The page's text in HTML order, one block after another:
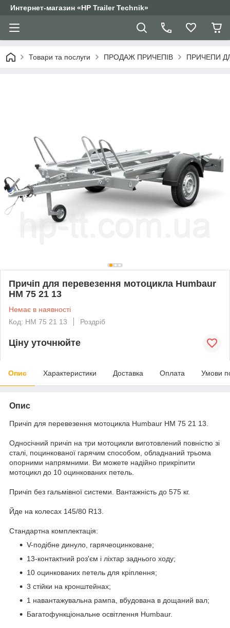
Интернет-магазин «HP Trailer Technik»
Товари та послуги ПРОДАЖ ПРИЧЕПІВ ПРИЧЕПИ
Причіп для перевезення мотоцикла Humbaur
HM 75 21 13
Немає в наявності
Код: HM 75 21 13
Роздріб
Ціну уточнюйте
Опис Характеристики Доставка Оплата Умови
Опис
Причіп для перевезення мотоцикла Humbaur HM 75 21 13.
Односічний причіп на три мотоцикли виготовлений повністю зі
сталі, поцинкованої гарячим способом, обладнаний трьома
опорними напрямними. Ви можете надійно прикріпити
мотоцикл до 10 оцинкованих петель.
Причіп без гальмівної системи. Вантажність до 575 кг.
Йде на колесах 145/80 R13.
Стандартна комплектація:
V-подібне динуло, гарячеоцинковане;
13-контактний роз'єм і ліхтар заднього ходу;
10 оцинкованих петель для кріплення;
3 стійки на кронштейнах;
1 навантажувальна рампа, вбудована в дощаний вал;
Багатофункціональне освітлення Humbaur.